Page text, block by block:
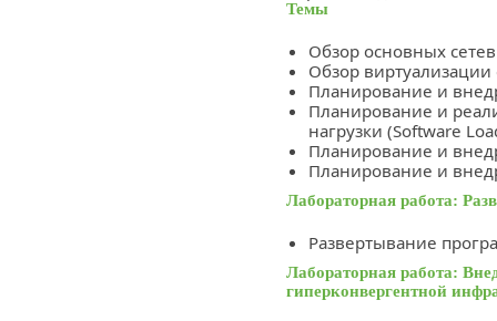
Темы
Обзор основных
Обзор виртуализации
Планирование и
Планирование и
нагрузки (Software
Планирование и
Планирование и
Лабораторная работа:
Развертывание
Лабораторная работа:
гиперконвергентной